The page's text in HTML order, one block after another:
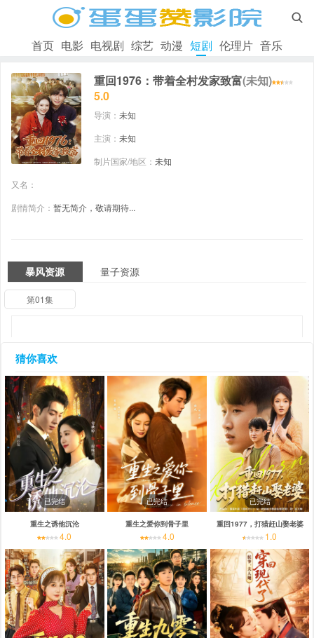

首页 电影 电视剧 综艺 动漫 短剧 伦理片 音乐
重回1976：带着全村发家致富(未知)
5.0
导演： 未知
主演： 未知
制片国家/地区： 未知
又名：
剧情简介： 暂无简介，敬请期待...
暴风资源 量子资源
第01集
猜你喜欢
已完结
重生之诱他沉沦
4.0
已完结
重生之爱你到骨子里
4.0
已完结
重回1977，打猎赶山娶老婆
1.0